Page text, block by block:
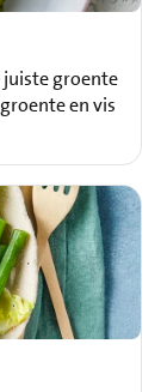
juiste groente
en vis